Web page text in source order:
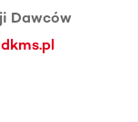
Dawców